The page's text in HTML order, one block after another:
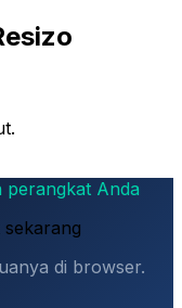
perangkat Anda
di browser.